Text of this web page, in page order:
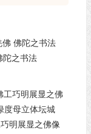
陀之书法
明展显之佛像